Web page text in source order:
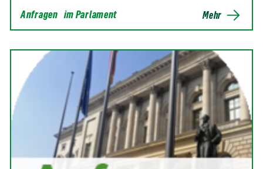
Anfragen im Parlament Mehr